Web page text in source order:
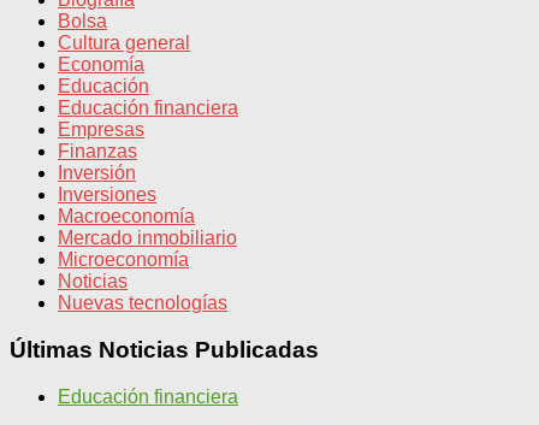
Bolsa
Cultura general
Economía
Educación
Educación financiera
Empresas
Finanzas
Inversión
Inversiones
Macroeconomía
Mercado inmobiliario
Microeconomía
Noticias
Nuevas tecnologías
Últimas Noticias Publicadas
Educación financiera